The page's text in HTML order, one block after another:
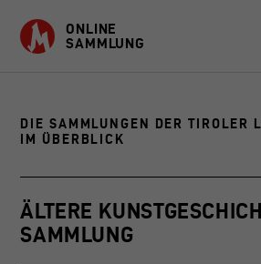
ONLINE
SAMMLUNG
OBJEKTE
SAMMLUNGEN
ÜBER
DIE SAMMLUNGEN DER TIROLER
IM ÜBERBLICK
ÄLTERE
SAMMLUNG